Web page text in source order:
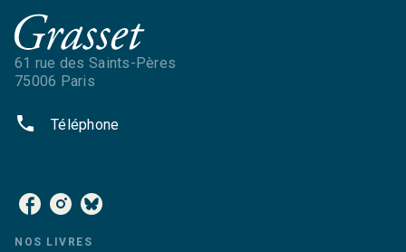
61 rue des Saints-Pères
75006 Paris
phone Téléphone
NOS LIVRES